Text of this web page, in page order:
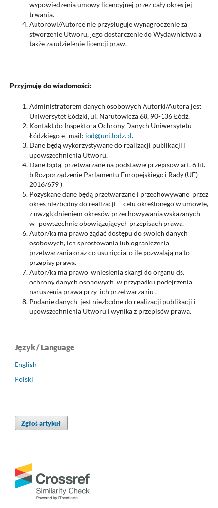
wypowiedzenia umowy licencyjnej przez cały okres jej
trwania.
Autorowi/Autorce nie przysługuje wynagrodzenie za
stworzenie Utworu, jego dostarczenie do Wydawnictwa a
także za udzielenie licencji praw.
Przyjmuję do wiadomości:
Administratorem danych osobowych Autorki/Autora jest
Uniwersytet Łódzki, ul. Narutowicza 68, 90-136 Łódź.
Kontakt do Inspektora Ochrony Danych Uniwersytetu
Łódzkiego e- mail: iod@uni.lodz.pl.
Dane będą wykorzystywane do realizacji publikacji i
upowszechnienia Utworu.
Dane będą przetwarzane na podstawie przepisów art. 6 lit.
b Rozporządzenie Parlamentu Europejskiego i Rady (UE)
2016/679 )
Pozyskane dane będą przetwarzane i przechowywane przez
okres niezbędny do realizacji celu określonego w umowie,
z uwzględnieniem okresów przechowywania wskazanych
w powszechnie obowiązujących przepisach prawa.
Autor/ka ma prawo żądać dostępu do swoich danych
osobowych, ich sprostowania lub ograniczenia
przetwarzania oraz do usunięcia, o ile pozwalają na to
przepisy prawa.
Autor/ka ma prawo wniesienia skargi do organu ds.
ochrony danych osobowych w przypadku podejrzenia
naruszenia prawa przy ich przetwarzaniu .
Podanie danych jest niezbędne do realizacji publikacji i
upowszechnienia Utworu i wynika z przepisów prawa.
Język / Language
English
Polski
Zgłoś artykuł